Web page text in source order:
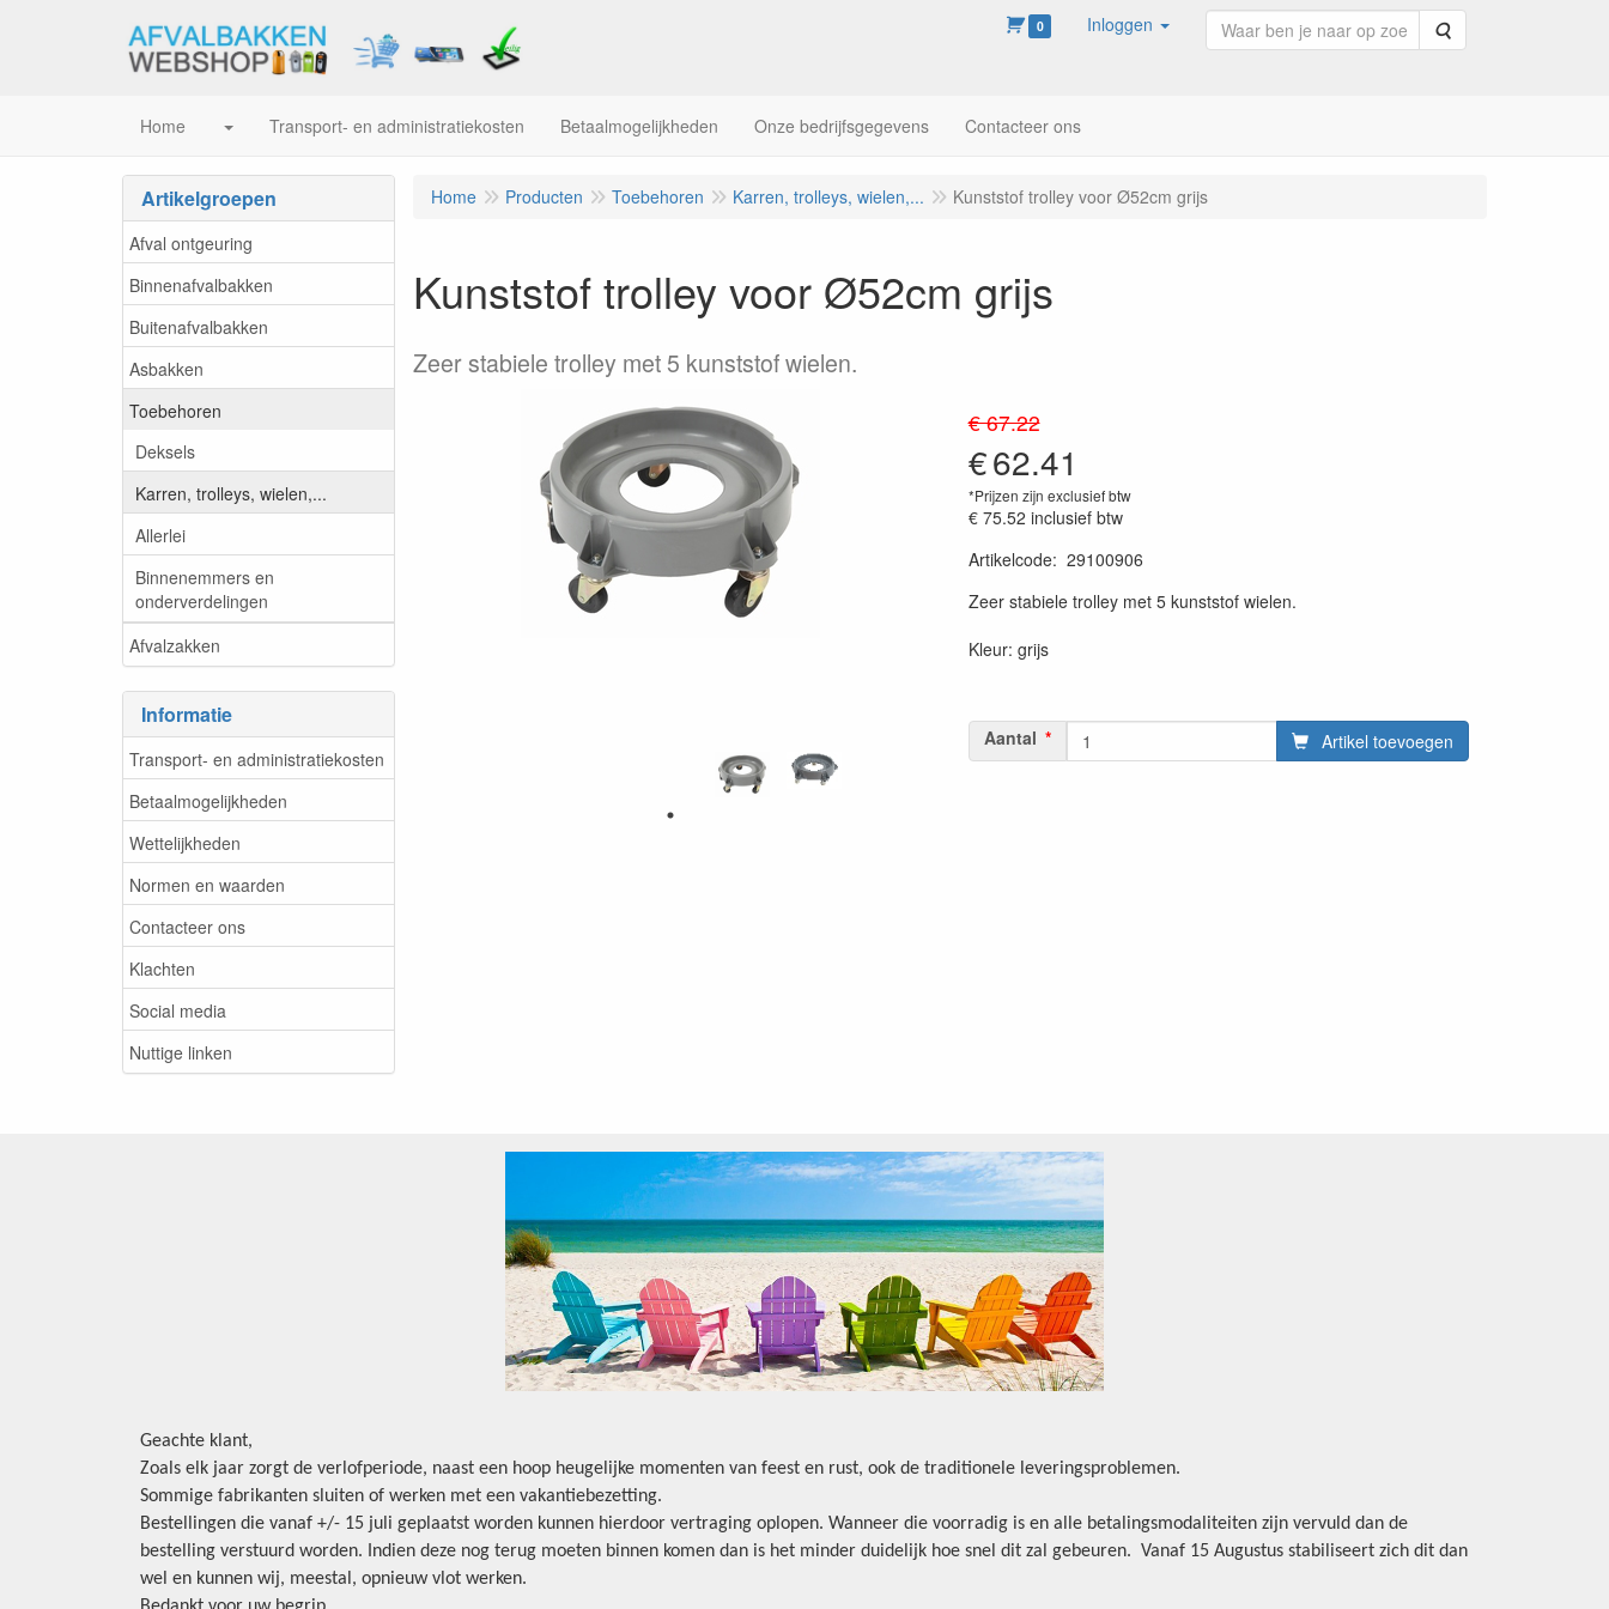
0 Inloggen Zoeken
Home Transport- en administratiekosten Betaalmogelijkheden Onze bedrijfsgegevens Contacteer ons
Artikelgroepen
Afval ontgeuring
Binnenafvalbakken
Buitenafvalbakken
Asbakken
Toebehoren
Deksels
Karren, trolleys, wielen,...
Allerlei
Binnenemmers en
onderverdelingen
Afvalzakken
Informatie
Transport- en administratiekosten
Betaalmogelijkheden
Wettelijkheden
Normen en waarden
Contacteer ons
Klachten
Social media
Nuttige linken
Home Producten Toebehoren Karren, trolleys, wielen,... Kunststof trolley voor Ø52cm grijs
Kunststof trolley voor Ø52cm grijs
Zeer stabiele trolley met 5 kunststof wielen.
€ 67.22
€62.41
*Prijzen zijn exclusief btw
€ 75.52 inclusief btw
Artikelcode: 29100906
Zeer stabiele trolley met 5 kunststof wielen.
Kleur: grijs
Aantal Artikel toevoegen
Geachte klant,
Zoals elk jaar zorgt de verlofperiode, naast een hoop heugelijke momenten van feest en rust, ook de traditionele leveringsproblemen.
Sommige fabrikanten sluiten of werken met een vakantiebezetting.
Bestellingen die vanaf +/- 15 juli geplaatst worden kunnen hierdoor vertraging oplopen. Wanneer die voorradig is en alle betalingsmodaliteiten zijn vervuld dan de
bestelling verstuurd worden. Indien deze nog terug moeten binnen komen dan is het minder duidelijk hoe snel dit zal gebeuren. Vanaf 15 Augustus stabiliseert zich dit dan
wel en kunnen wij, meestal, opnieuw vlot werken.